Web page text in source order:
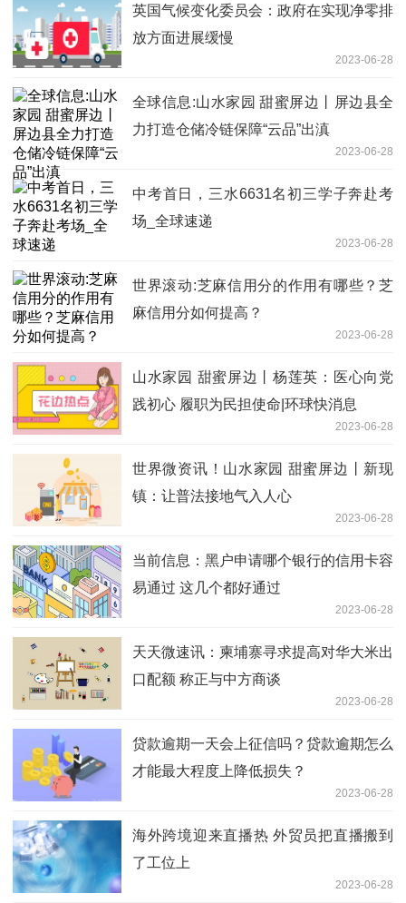
英国气候变化委员会：政府在实现净零排
放方面进展缓慢
2023-06-28
全球信息:山水家园 甜蜜屏边丨屏边县全
力打造仓储冷链保障“云品”出滇
2023-06-28
中考首日，三水6631名初三学子奔赴考
场_全球速递
2023-06-28
世界滚动:芝麻信用分的作用有哪些？芝
麻信用分如何提高？
2023-06-28
山水家园 甜蜜屏边丨杨莲英：医心向党
践初心 履职为民担使命|环球快消息
2023-06-28
世界微资讯！山水家园 甜蜜屏边丨新现
镇：让普法接地气入人心
2023-06-28
当前信息：黑户申请哪个银行的信用卡容
易通过 这几个都好通过
2023-06-28
天天微速讯：柬埔寨寻求提高对华大米出
口配额 称正与中方商谈
2023-06-28
贷款逾期一天会上征信吗？贷款逾期怎么
才能最大程度上降低损失？
2023-06-28
海外跨境迎来直播热 外贸员把直播搬到
了工位上
2023-06-28